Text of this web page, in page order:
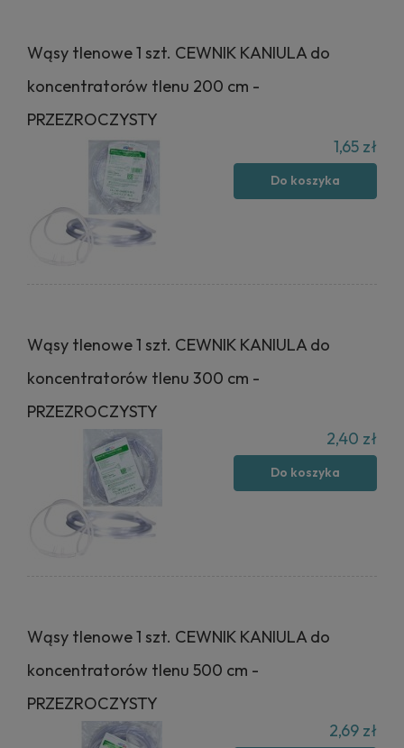
Wąsy tlenowe 1 szt. CEWNIK KANIULA do
koncentratorów tlenu 200 cm -
PRZEZROCZYSTY
1,65 zł
Do koszyka
Wąsy tlenowe 1 szt. CEWNIK KANIULA do
koncentratorów tlenu 300 cm -
PRZEZROCZYSTY
2,40 zł
Do koszyka
Wąsy tlenowe 1 szt. CEWNIK KANIULA do
koncentratorów tlenu 500 cm -
PRZEZROCZYSTY
2,69 zł